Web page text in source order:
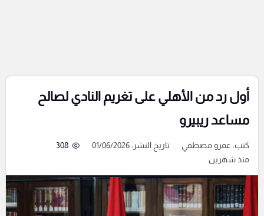
أول رد من الأهلي على تغريم النادي لصالح
مساعد ريبيرو
كتب: عمرو مصطفي تاريخ النشر: 01/06/2026
308
منذ شهرين